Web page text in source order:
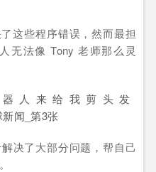
这些程序错误，然而最担
无法像 Tony 老师那么灵
决了大部分问题，帮自己